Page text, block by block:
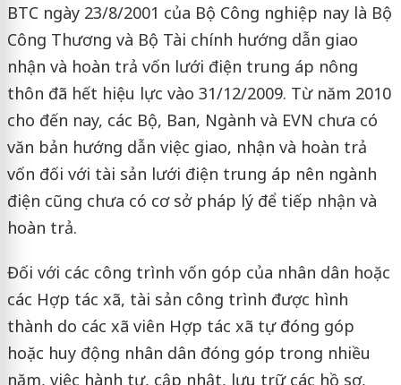
BTC ngày 23/8/2001 của Bộ Công nghiệp nay là Bộ
Công Thương và Bộ Tài chính hướng dẫn giao
nhận và hoàn trả vốn lưới điện trung áp nông
thôn đã hết hiệu lực vào 31/12/2009. Từ năm 2010
cho đến nay, các Bộ, Ban, Ngành và EVN chưa có
văn bản hướng dẫn việc giao, nhận và hoàn trả
vốn đối với tài sản lưới điện trung áp nên ngành
điện cũng chưa có cơ sở pháp lý để tiếp nhận và
hoàn trả.
Đối với các công trình vốn góp của nhân dân hoặc
các Hợp tác xã, tài sản công trình được hình
thành do các xã viên Hợp tác xã tự đóng góp
hoặc huy động nhân dân đóng góp trong nhiều
năm, việc hành tự, cập nhật, lưu trữ các hồ sơ,